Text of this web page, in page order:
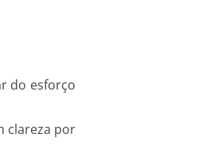
do esforço
clareza por